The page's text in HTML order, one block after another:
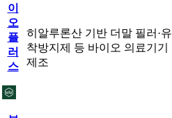
이
오
플
러
스
히알루론산 기반 더말 필러·유
착방지제 등 바이오 의료기기
제조